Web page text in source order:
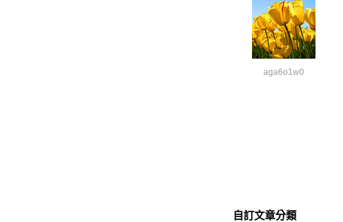
aga6o1w0
自訂文章分類